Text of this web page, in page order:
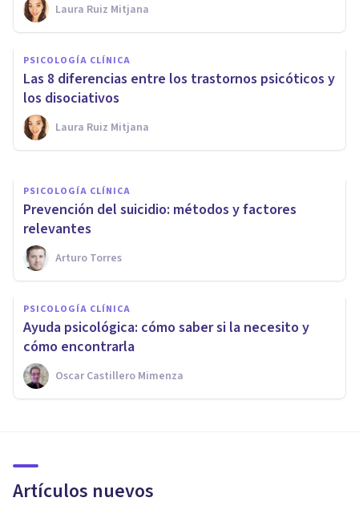
Laura Ruiz Mitjana
PSICOLOGÍA CLÍNICA
Las 8 diferencias entre los trastornos psicóticos y
los disociativos
Laura Ruiz Mitjana
PSICOLOGÍA CLÍNICA
Un nuevo software predice la
aparición de psicosis
analizando el lenguaje
Isabel Rovira Salvador
PSICOLOGÍA CLÍNICA
Prevención del suicidio: métodos y factores
relevantes
Arturo Torres
PSICOLOGÍA CLÍNICA
Ayuda psicológica: cómo saber si la necesito y
cómo encontrarla
Oscar Castillero Mimenza
Artículos nuevos